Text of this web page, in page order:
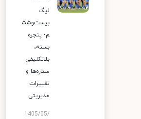
لیگ
بیست‌وشش
م؛ پنجره
بسته،
بلاتکلیفی
ستاره‌ها و
تغییرات
مدیریتی
1405/05/